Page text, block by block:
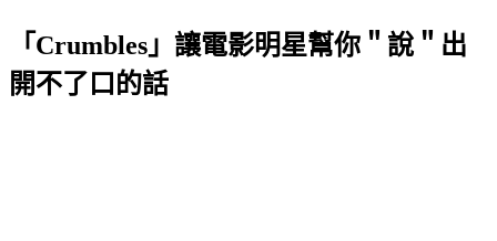
「Crumbles」讓電影明星幫你＂說＂出
開不了口的話